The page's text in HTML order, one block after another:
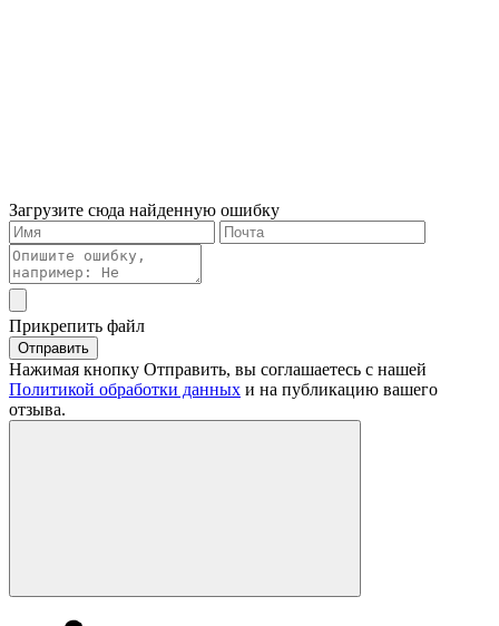
Загрузите сюда найденную ошибку
Прикрепить файл
Отправить
Нажимая кнопку Отправить, вы соглашаетесь с нашей
Политикой обработки данных и на публикацию вашего
отзыва.